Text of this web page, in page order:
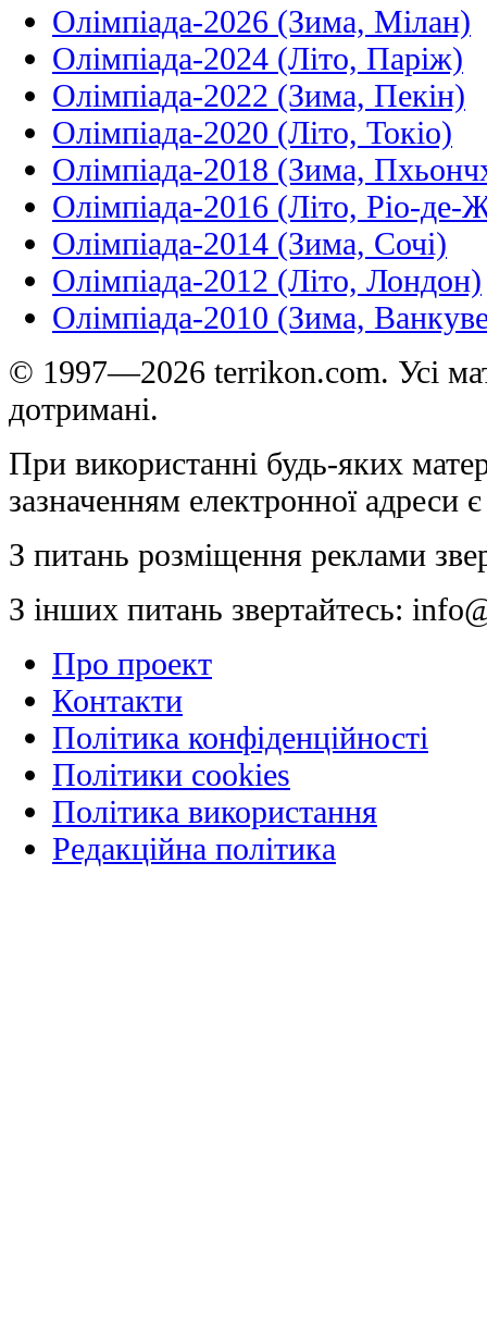
Олімпіада-2026 (Зима, Мілан)
Олімпіада-2024 (Літо, Паріж)
Олімпіада-2022 (Зима, Пекін)
Олімпіада-2020 (Літо, Токіо)
Олімпіада-2018 (Зима,
Олімпіада-2016 (Літо, Ріо-де-
Олімпіада-2014 (Зима, Сочі)
Олімпіада-2012 (Літо, Лондон)
Олімпіада-2010 (Зима,
© 1997—2026 terrikon.com. Усі
дотримані.
При використанні будь-яких
зазначенням електронної адреси
З питань розміщення реклами
З інших питань звертайтесь:
Про проект
Контакти
Політика конфіденційності
Політики cookies
Політика використання
Редакційна політика